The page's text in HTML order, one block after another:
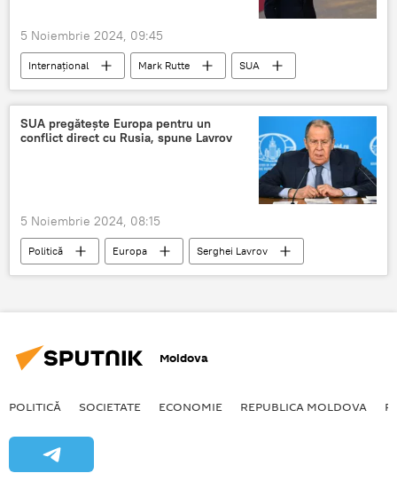
5 Noiembrie 2024, 09:45
Internațional Mark Rutte
SUA
NATO
NATO
SUA pregătește Europa pentru un
conflict direct cu Rusia, spune Lavrov
5 Noiembrie 2024, 08:15
Politică Europa Serghei Lavrov
Moldova
POLITICĂ SOCIETATE ECONOMIE REPUBLICA MOLDOVA